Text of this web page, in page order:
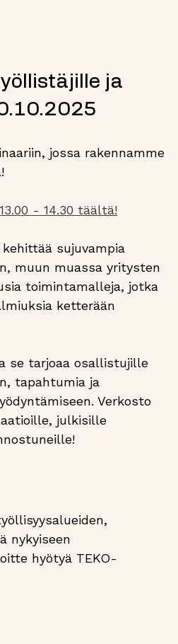
ja
jossa rakennamme
- 14.30 täältä!
sujuvampia
muun muassa yritysten
toimintamalleja, jotka
ketterään
se tarjoaa osallistujille
tapahtumia ja
Verkosto
julkisille
nykyiseen
hyötyä TEKO-